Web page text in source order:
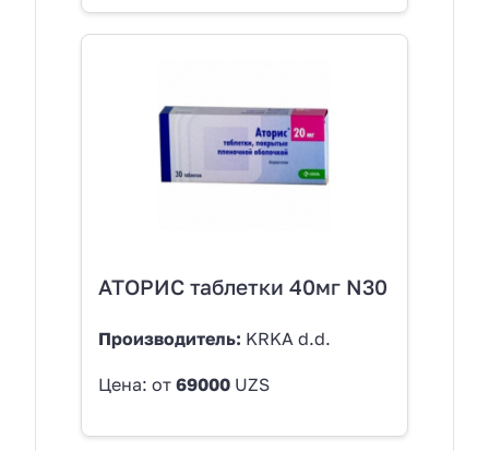
АТОРИС таблетки 40мг N30
Производитель: KRKA d.d.
Цена: от 69000 UZS